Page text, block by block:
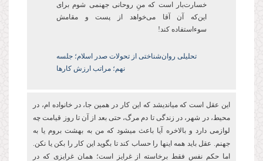
خسارتبار است که منِ روحانی جهنمی شوم برای
اینکه آن آقا می‌خواهد از پست و مقامش
سوءاستفاده کند!
تحلیلی روان‌شناختی از تحولات صدر اسلام؛ جلسه
نهم؛ مراتب ارزش کارها
این عقل است که میاندیشد که این کار در همین جا، در خانواده ام، در
محیط، در شهر، در زندگی تا دم مرگ، حتی بعد از آن تا روز قیامت چه
لوازمی دارد و بالاخره آیا باعث میشود که من به بهشت بروم یا به
جهنم. عقل باید همه اینها را حساب کند تا بگوید این کار را بکن یا نکن.
اما حکم نفس فقط برخاسته از غرایز است؛ همان غرایزی که در